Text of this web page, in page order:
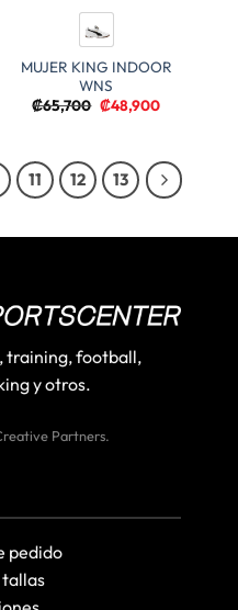
MUJER KING INDOOR
WNS
₡65,700 El
precio
₡65,700.
₡48,900El
₡48,900.
11 12 13
training, football,
y otros.
Partners.
pedido
tallas